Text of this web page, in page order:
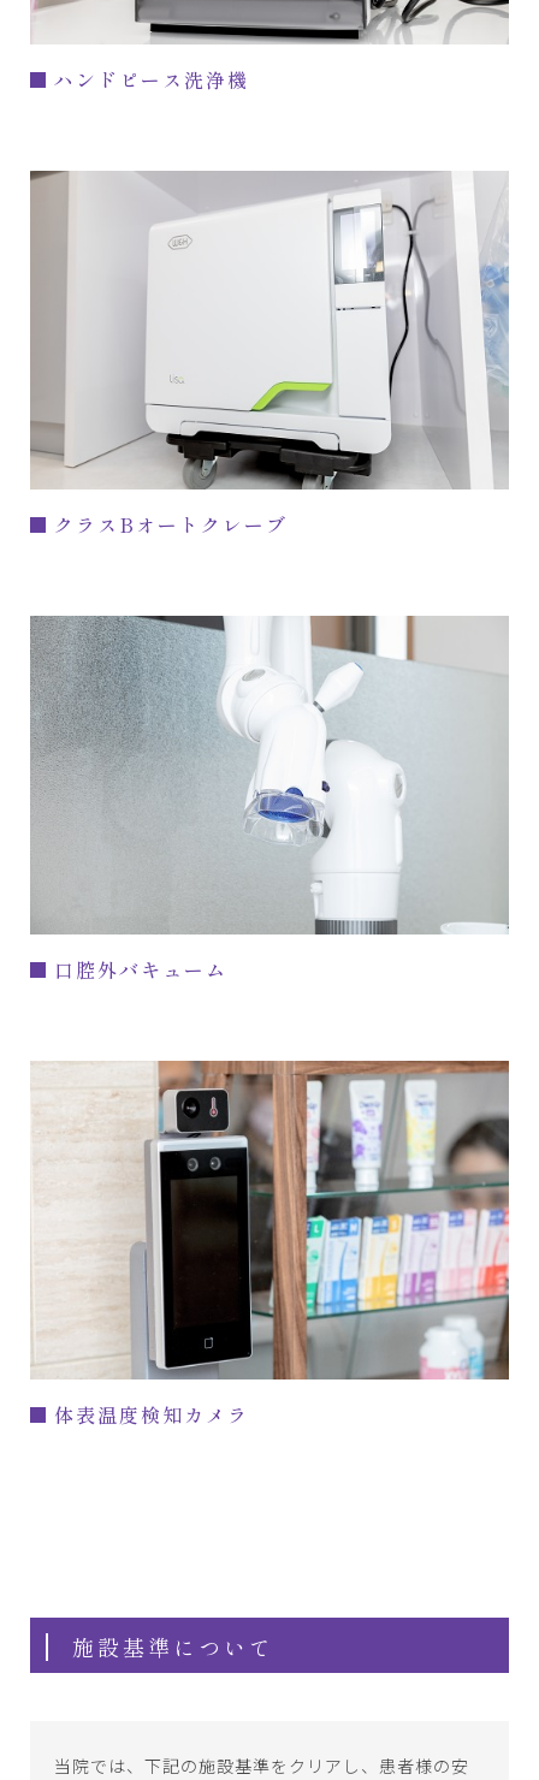
ハンドピース洗浄機
クラスBオートクレーブ
口腔外バキューム
体表温度検知カメラ
施設基準について
当院では、下記の施設基準をクリアし、患者様の安